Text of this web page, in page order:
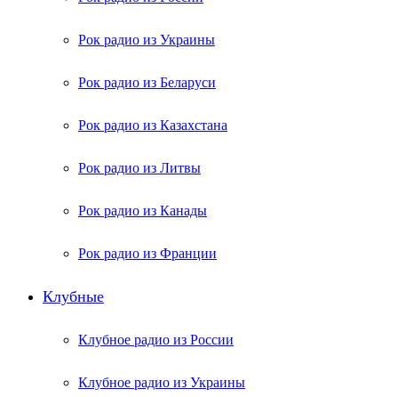
Рок радио из Украины
Рок радио из Беларуси
Рок радио из Казахстана
Рок радио из Литвы
Рок радио из Канады
Рок радио из Франции
Клубные
Клубное радио из России
Клубное радио из Украины